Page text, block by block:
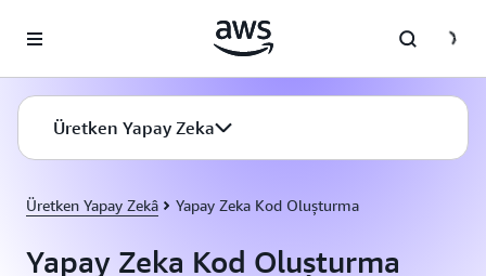
Üretken Yapay Zeka
Üretken Yapay Zekâ Yapay Zeka Kod Oluşturma
Yapay Zeka Kod Oluşturma